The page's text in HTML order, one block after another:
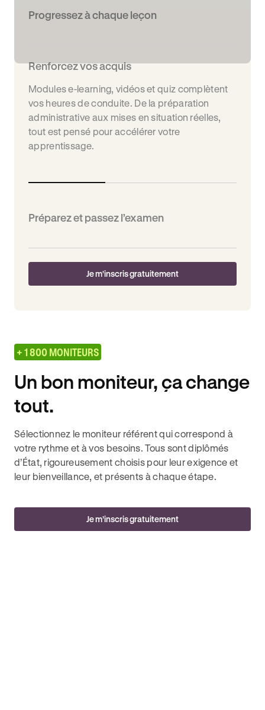
Progressez à chaque leçon
Renforcez vos acquis
Modules e-learning, vidéos et quiz complètent
vos heures de conduite. De la préparation
administrative aux mises en situation réelles,
tout est pensé pour accélérer votre
apprentissage.
Préparez et passez l’examen
Je m'inscris gratuitement
+ 1 800 MONITEURS
Un bon moniteur, ça change
tout.
Sélectionnez le moniteur référent qui correspond à
votre rythme et à vos besoins. Tous sont diplômés
d’État, rigoureusement choisis pour leur exigence et
leur bienveillance, et présents à chaque étape.
Je m’inscris gratuitement